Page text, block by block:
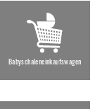
Babyschaleneinkaufswagen